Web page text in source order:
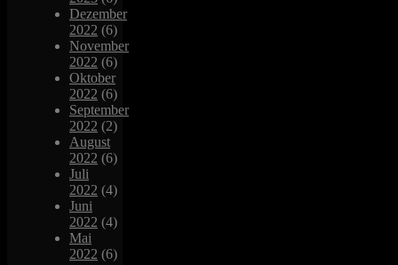
Dezember
2022 (6)
November
2022 (6)
Oktober
2022 (6)
September
2022 (2)
August
2022 (6)
Juli
2022 (4)
Juni
2022 (4)
Mai
2022 (6)